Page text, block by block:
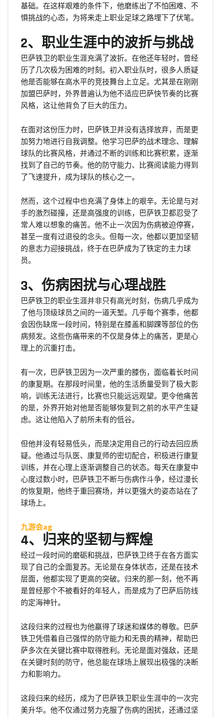
基础。在这样艰难的条件下，他磨练出了不怕困难、不
惧挑战的心态，为将来走上职业足球之路埋下了伏笔。
2、职业生涯中的波折与挑战
巴萨铁卫的职业生涯充满了波折。在他还年轻时，曾经
历了几次极为困难的时刻。初入职业队时，很多人质疑
他是否能够在高水平的竞技舞台上立足。尤其是在刚刚
加盟巴萨时，外界普遍认为他不适应巴萨快节奏的比赛
风格，这让他背负了巨大的压力。
在面对这份压力时，巴萨铁卫并没有选择放弃，而是更
加努力地进行自我调整。他学习巴萨的战术理念、理解
球队的比赛风格，并通过不断的训练和比赛积累，逐渐
找到了自己的节奏。他的防守能力、比赛阅读能力得到
了飞速提升，成为球队的核心之一。
然而，这个过程中也充满了身体上的艰辛。无论是与对
手的激烈碰撞，还是高强度的训练，巴萨铁卫都忍受了
常人难以想象的痛苦。他不止一次因为伤病被迫停赛，
甚至一度有过退役的念头。但每一次，他都以更加坚韧
的意志力迎接挑战，终于在巴萨成为了铁定的主力球
员。
3、伤病困扰与心理战胜
巴萨铁卫的职业生涯并非只有高光时刻，伤病几乎成为
了他与顶级球员之间的一道天堑。几乎每个赛季，他都
会因伤缺席一段时间，特别是在膝盖和脚踝等部位的伤
病频发。这些伤痛带来的不仅是身体上的痛苦，更是心
理上的沉重打击。
有一次，巴萨铁卫因为一次严重的膝伤，面临着长时间
的康复期。在那段时间里，他的生活质量受到了极大影
响，训练无法进行，比赛也只能远远观望。更令他痛苦
的是，外界开始对他是否能够恢复到之前的水平产生疑
虑。这让他陷入了前所未有的低谷。
但他并没有轻易低头，而是决定用自己的行动去回应质
疑。他通过与队医、康复师的密切配合，积极进行康复
训练，并在心理上逐渐调整自己的状态。每天在康复中
心度过数小时，巴萨铁卫不断与伤病作斗争，经过漫长
的恢复期，他终于重回赛场，并以更强大的姿态站在了
球场上。
九游会ag
4、归来的坚韧与辉煌
经过一段时间的磨砺和挑战，巴萨铁卫终于在各方面实
现了自己的全面复苏。无论是在身体状态，还是在技术
层面，他都实现了更高的突破。归来的那一刻，他不再
是曾经那个不被看好的年轻人，而是成为了巴萨后防线
的定海神针。
这段归来的过程也为他赢得了球迷和媒体的尊敬。巴萨
铁卫凭借着自己强悍的防守能力和无畏的精神，帮助巴
萨多次在关键比赛中取得胜利。无论是面对强敌，还是
在关键时刻的防守，他总能在球场上展现出极强的决断
力和影响力。
这段归来的经历，成为了巴萨铁卫职业生涯中的一次完
美升华。他不仅通过努力克服了伤病的困扰，还通过坚